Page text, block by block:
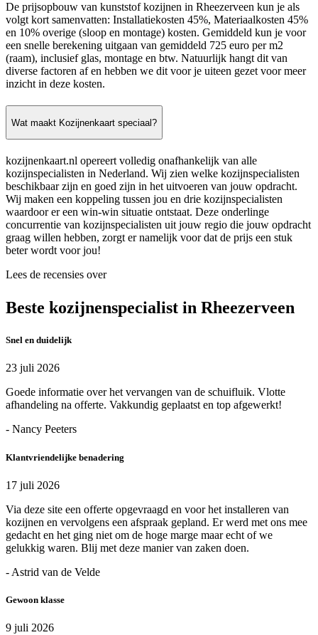
De prijsopbouw van kunststof kozijnen in Rheezerveen kun je als
volgt kort samenvatten: Installatiekosten 45%, Materiaalkosten 45%
en 10% overige (sloop en montage) kosten. Gemiddeld kun je voor
een snelle berekening uitgaan van gemiddeld 725 euro per m2
(raam), inclusief glas, montage en btw. Natuurlijk hangt dit van
diverse factoren af en hebben we dit voor je uiteen gezet voor meer
inzicht in deze kosten.
Wat maakt Kozijnenkaart speciaal?
kozijnenkaart.nl opereert volledig onafhankelijk van alle
kozijnspecialisten in Nederland. Wij zien welke kozijnspecialisten
beschikbaar zijn en goed zijn in het uitvoeren van jouw opdracht.
Wij maken een koppeling tussen jou en drie kozijnspecialisten
waardoor er een win-win situatie ontstaat. Deze onderlinge
concurrentie van kozijnspecialisten uit jouw regio die jouw opdracht
graag willen hebben, zorgt er namelijk voor dat de prijs een stuk
beter wordt voor jou!
Lees de recensies over
Beste kozijnenspecialist in Rheezerveen
Snel en duidelijk
23 juli 2026
Goede informatie over het vervangen van de schuifluik. Vlotte
afhandeling na offerte. Vakkundig geplaatst en top afgewerkt!
- Nancy Peeters
Klantvriendelijke benadering
17 juli 2026
Via deze site een offerte opgevraagd en voor het installeren van
kozijnen en vervolgens een afspraak gepland. Er werd met ons mee
gedacht en het ging niet om de hoge marge maar echt of we
gelukkig waren. Blij met deze manier van zaken doen.
- Astrid van de Velde
Gewoon klasse
9 juli 2026